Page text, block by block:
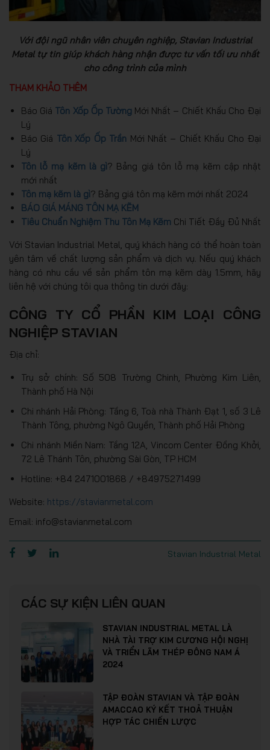
Với đội ngũ nhân viên chuyên nghiệp, Stavian Industrial
Metal tự tin giúp khách hàng nhận được tư vấn tối ưu nhất
cho công trình của mình
THAM KHẢO THÊM
Báo Giá Tôn Xốp Ốp Tường Mới Nhất – Chiết Khấu Cho Đại
Lý
Báo Giá Tôn Xốp Ốp Trần Mới Nhất – Chiết Khấu Cho Đại
Lý
Tôn lỗ mạ kẽm là gì? Bảng giá tôn lỗ mạ kẽm cập nhật
mới nhất
Tôn mạ kẽm là gì? Bảng giá tôn mạ kẽm mới nhất 2024
BÁO GIÁ MÁNG TÔN MẠ KẼM
Tiêu Chuẩn Nghiệm Thu Tôn Mạ Kẽm Chi Tiết Đầy Đủ Nhất
Với Stavian Industrial Metal, quý khách hàng có thể hoàn toàn
yên tâm về chất lượng sản phẩm và dịch vụ. Nếu quý khách
hàng có nhu cầu về sản phẩm tôn mạ kẽm dày 1.5mm, hãy
liên hệ với chúng tôi qua thông tin dưới đây:
CÔNG TY CỔ PHẦN KIM LOẠI CÔNG
NGHIỆP STAVIAN
Địa chỉ:
Trụ sở chính: Số 508 Trường Chinh, Phường Kim Liên,
Thành phố Hà Nội
Chi nhánh Hải Phòng: Tầng 6, Toà nhà Thành Đạt 1, số 3 Lê
Thành Tông, phường Ngô Quyền, Thành phố Hải Phòng
Chi nhánh Miền Nam: Tầng 12A, Vincom Center Đồng Khởi,
72 Lê Thánh Tôn, phường Sài Gòn, TP HCM
Hotline: +84 2471001868 / +84975271499
Website: https://stavianmetal.com
Email: info@stavianmetal.com
Stavian Industrial Metal
CÁC SỰ KIỆN LIÊN QUAN
STAVIAN INDUSTRIAL METAL LÀ
NHÀ TÀI TRỢ KIM CƯƠNG HỘI NGHỊ
VÀ TRIỂN LÃM THÉP ĐÔNG NAM Á
2024
TẬP ĐOÀN STAVIAN VÀ TẬP ĐOÀN
AMACCAO KÝ KẾT THOẢ THUẬN
HỢP TÁC CHIẾN LƯỢC